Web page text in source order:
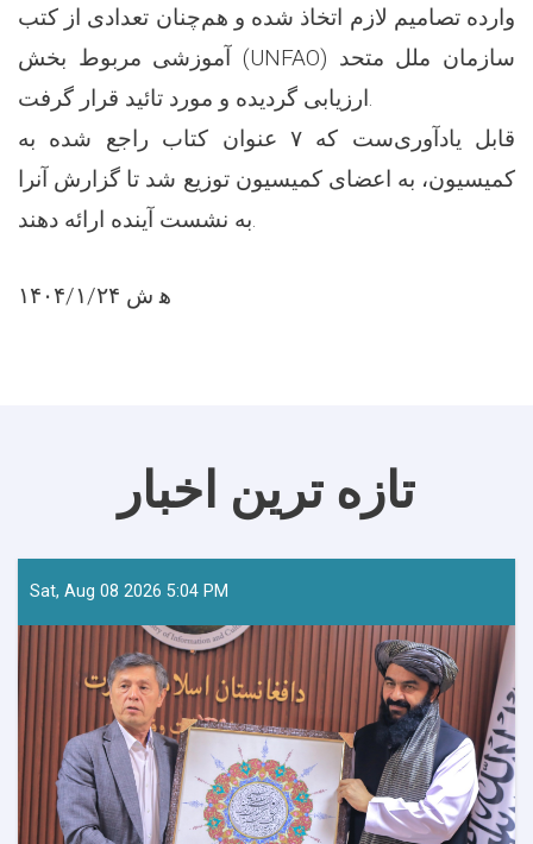
وارده تصامیم لازم اتخاذ شده و هم‌چنان تعدادی از کتب
آموزشی مربوط بخش (UNFAO) سازمان ملل متحد
ارزیابی گردیده و مورد تائید قرار گرفت.
قابل یادآوری‌ست که ۷ عنوان کتاب راجع شده به
کمیسیون، به اعضای کمیسیون توزیع شد تا گزارش آنرا
به نشست آینده ارائه دهند.
۱۴۰۴/۱/۲۴ ه‍ ش
تازه ترین اخبار
Sat, Aug 08 2026 5:04 PM